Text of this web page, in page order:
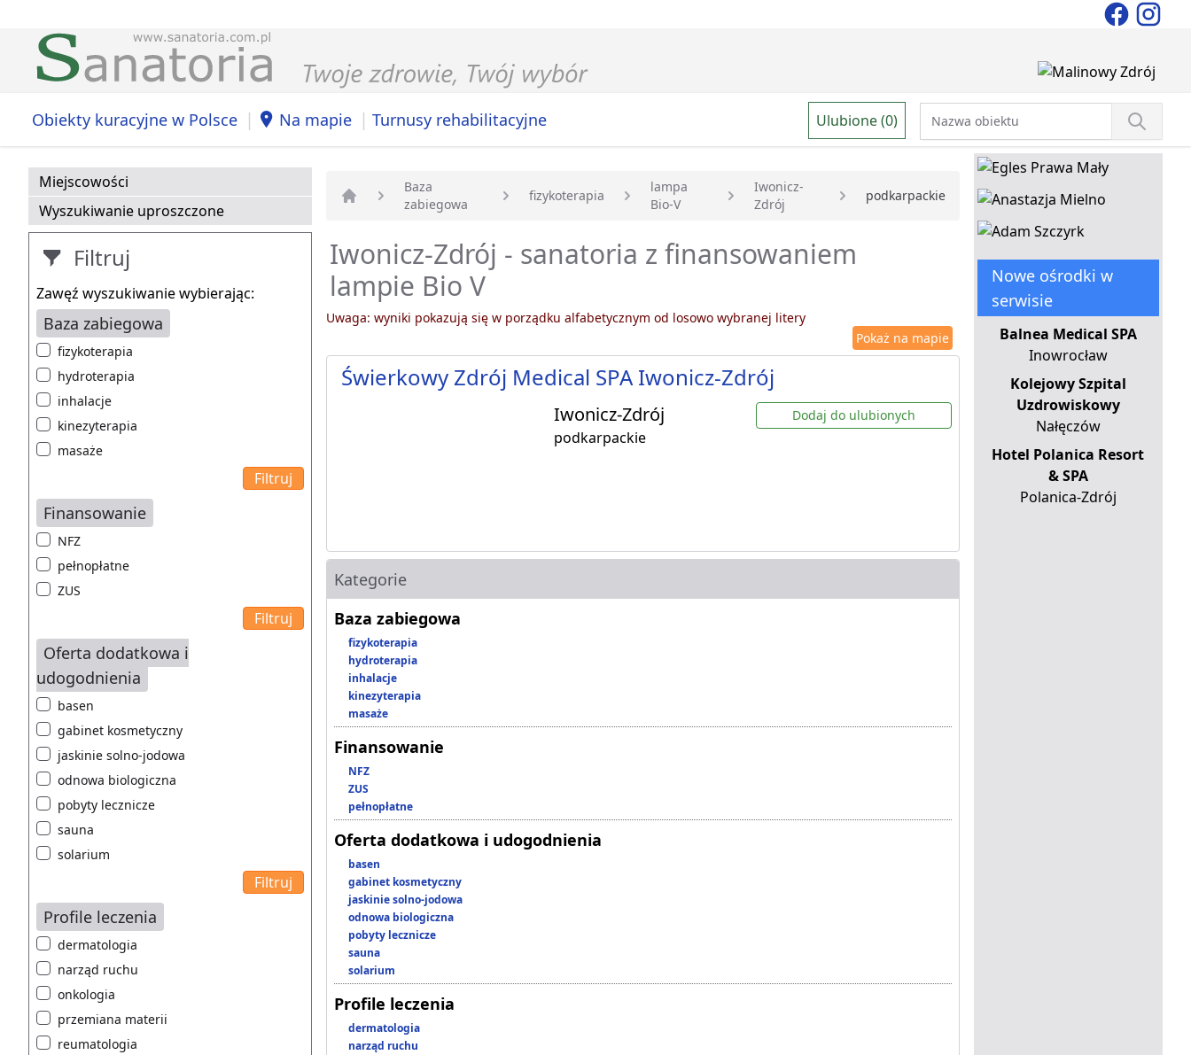
Obiekty kuracyjne w Polsce | Na mapie | Turnusy rehabilitacyjne Ulubione (0)
Miejscowości
Wyszukiwanie uproszczone
Filtruj
Zawęź wyszukiwanie wybierając:
Baza zabiegowa
fizykoterapia
hydroterapia
inhalacje
kinezyterapia
masaże
Finansowanie
NFZ
pełnopłatne
ZUS
Oferta dodatkowa i
udogodnienia
basen
gabinet kosmetyczny
jaskinie solno-jodowa
odnowa biologiczna
pobyty lecznicze
sauna
solarium
Profile leczenia
dermatologia
narząd ruchu
onkologia
przemiana materii
reumatologia
Strona główna
Baza
zabiegowa
fizykoterapia
lampa
Bio-V
Iwonicz-
Zdrój
podkarpackie
Iwonicz-Zdrój - sanatoria z finansowaniem
lampie Bio V
Uwaga: wyniki pokazują się w porządku alfabetycznym od losowo wybranej litery
Pokaż na mapie
Świerkowy Zdrój Medical SPA Iwonicz-Zdrój
Iwonicz-Zdrój
podkarpackie
Dodaj do ulubionych
Kategorie
Baza zabiegowa
fizykoterapia
hydroterapia
inhalacje
kinezyterapia
masaże
Finansowanie
NFZ
ZUS
pełnopłatne
Oferta dodatkowa i udogodnienia
basen
gabinet kosmetyczny
jaskinie solno-jodowa
odnowa biologiczna
pobyty lecznicze
sauna
solarium
Profile leczenia
dermatologia
narząd ruchu
Nowe ośrodki w
serwisie
Balnea Medical SPA
Inowrocław
Kolejowy Szpital
Uzdrowiskowy
Nałęczów
Hotel Polanica Resort
& SPA
Polanica-Zdrój